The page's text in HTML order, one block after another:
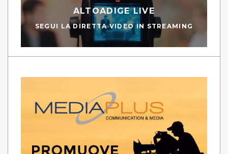
ALTOADIGE LIVE
SEGUI LA DIRETTA VIDEO IN STREAMING